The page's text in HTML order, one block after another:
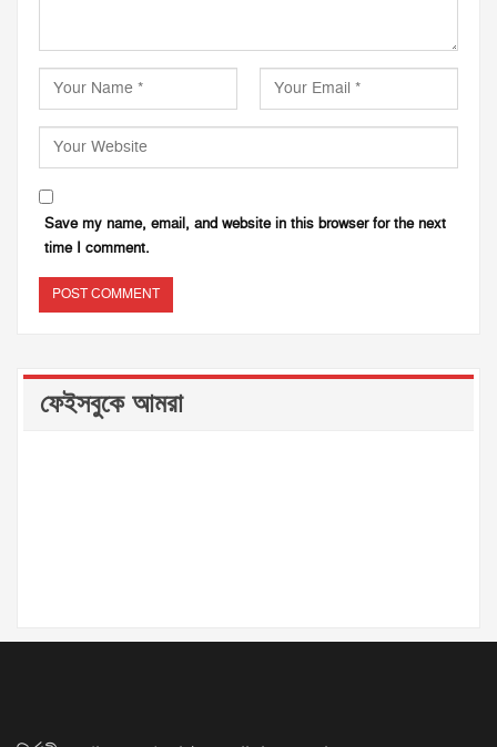
Save my name, email, and website in this browser for the next
time I comment.
ফেইসবুকে আমরা